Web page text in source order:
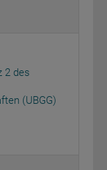
2 des
(UBGG)